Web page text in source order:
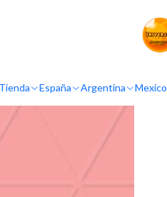
Tienda España Argentina Mexico